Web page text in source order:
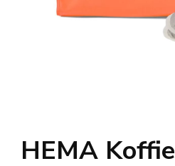
HEMA